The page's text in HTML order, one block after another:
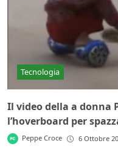
Tecnologia
Il video della a donna
l’hoverboard per
Peppe Croce 6 Ottobre